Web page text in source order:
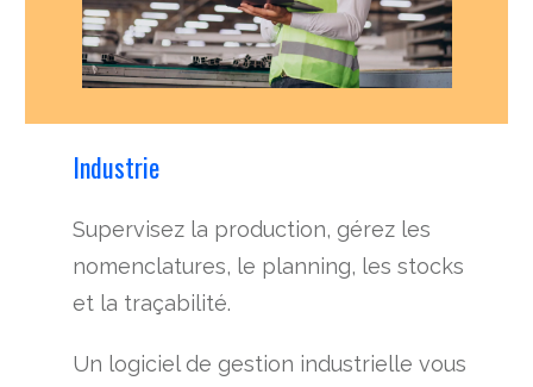
Industrie
Supervisez la production, gérez les
nomenclatures, le planning, les stocks
et la traçabilité.
Un logiciel de gestion industrielle vous